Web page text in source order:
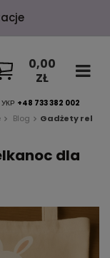
УКР +48 733 382 002
0,00
ZŁ
Blog Gadżety
dla